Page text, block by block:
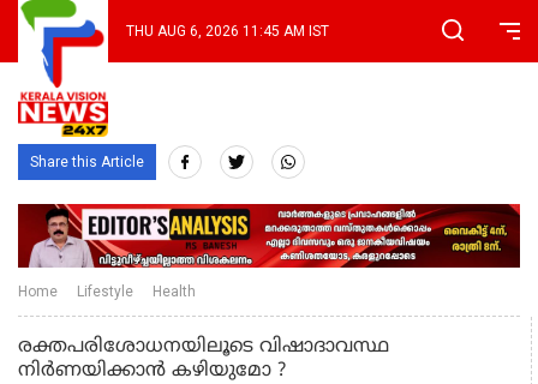
THU AUG 6, 2026 11:45 AM IST
Share this Article
Home Lifestyle Health
രക്തപരിശോധനയിലൂടെ വിഷാദാവസ്ഥ
നിര്‍ണയിക്കാന്‍ കഴിയുമോ ?